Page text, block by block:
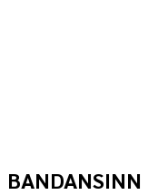
BANDANSINN